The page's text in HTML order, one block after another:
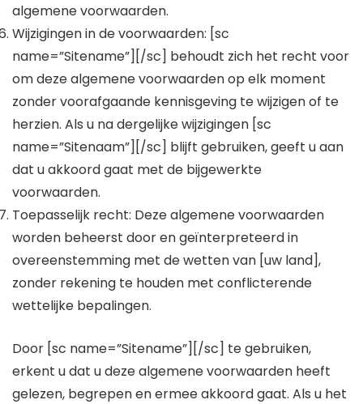
algemene voorwaarden.
Wijzigingen in de voorwaarden: [sc
name=”Sitename”][/sc] behoudt zich het recht voor
om deze algemene voorwaarden op elk moment
zonder voorafgaande kennisgeving te wijzigen of te
herzien. Als u na dergelijke wijzigingen [sc
name=”Sitenaam”][/sc] blijft gebruiken, geeft u aan
dat u akkoord gaat met de bijgewerkte
voorwaarden.
Toepasselijk recht: Deze algemene voorwaarden
worden beheerst door en geïnterpreteerd in
overeenstemming met de wetten van [uw land],
zonder rekening te houden met conflicterende
wettelijke bepalingen.
Door [sc name=”Sitename”][/sc] te gebruiken,
erkent u dat u deze algemene voorwaarden heeft
gelezen, begrepen en ermee akkoord gaat. Als u het